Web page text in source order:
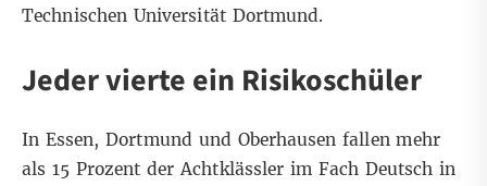
Technischen Universität Dortmund.
Jeder vierte ein Risikoschüler
In Essen, Dortmund und Oberhausen fallen mehr
als 15 Prozent der Achtklässler im Fach Deutsch in